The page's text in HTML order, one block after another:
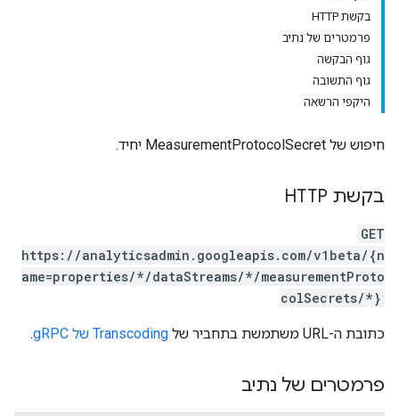
בקשת HTTP
פרמטרים של נתיב
גוף הבקשה
גוף התשובה
היקפי הרשאה
חיפוש של MeasurementProtocolSecret יחיד.
בקשת HTTP
GET
https://analyticsadmin.googleapis.com/v1beta/{n
ame=properties/*/dataStreams/*/measurementProto
colSecrets/*}
כתובת ה-URL משתמשת בתחביר של Transcoding של gRPC .
פרמטרים של נתיב